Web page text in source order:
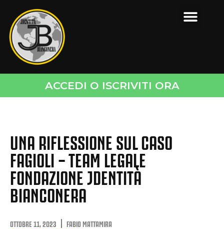
ACCEDI O ISCRIVITI ORA
UNA RIFLESSIONE SUL CASO
FAGIOLI – TEAM LEGALE
FONDAZIONE JDENTITÀ
BIANCONERA
OTTOBRE 11, 2023 FABIO MATTAMIRA